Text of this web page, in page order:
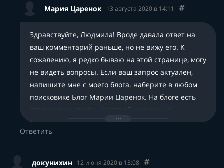
Мария Царенок 13 августа 2020 в 14:11
Здравствуйте, Людмила! Вроде давала ответ на
ваш комментарий раньше, но не вижу его. К
сожалению, я редко бываю на этой странице, могу
не видеть вопросы. Если ваш запрос актуален,
напишите мне с моего блога. наберите в любом
поисковике Блог Марии Царенок. На блоге есть
страница контакты, скоторой мне можно
написать.
Ответить
докунихин 12 июня 2020 в 13:08